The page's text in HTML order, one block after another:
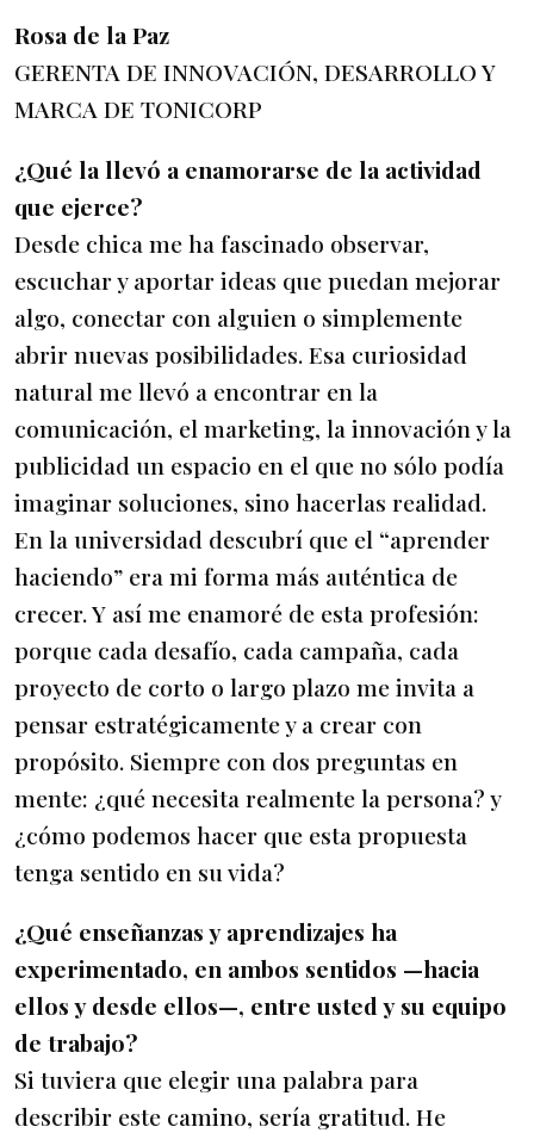
Rosa de la Paz
GERENTA DE INNOVACIÓN, DESARROLLO Y
MARCA DE TONICORP
¿Qué la llevó a enamorarse de la actividad
que ejerce?
Desde chica me ha fascinado observar,
escuchar y aportar ideas que puedan mejorar
algo, conectar con alguien o simplemente
abrir nuevas posibilidades. Esa curiosidad
natural me llevó a encontrar en la
comunicación, el marketing, la innovación y la
publicidad un espacio en el que no sólo podía
imaginar soluciones, sino hacerlas realidad.
En la universidad descubrí que el “aprender
haciendo” era mi forma más auténtica de
crecer. Y así me enamoré de esta profesión:
porque cada desafío, cada campaña, cada
proyecto de corto o largo plazo me invita a
pensar estratégicamente y a crear con
propósito. Siempre con dos preguntas en
mente: ¿qué necesita realmente la persona? y
¿cómo podemos hacer que esta propuesta
tenga sentido en su vida?
¿Qué enseñanzas y aprendizajes ha
experimentado, en ambos sentidos —hacia
ellos y desde ellos—, entre usted y su equipo
de trabajo?
Si tuviera que elegir una palabra para
describir este camino, sería gratitud. He